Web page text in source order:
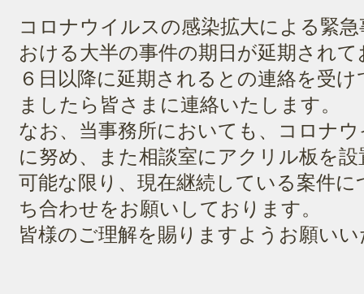
コロナウイルスの感染拡大による緊
おける大半の事件の期日が延期され
６日以降に延期されるとの連絡を受
ましたら皆さまに連絡いたします。
なお、当事務所においても、コロナ
に努め、また相談室にアクリル板を
可能な限り、現在継続している案件
ち合わせをお願いしております。
皆様のご理解を賜りますようお願い